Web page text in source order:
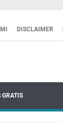
DISCLAIMER
GRATIS